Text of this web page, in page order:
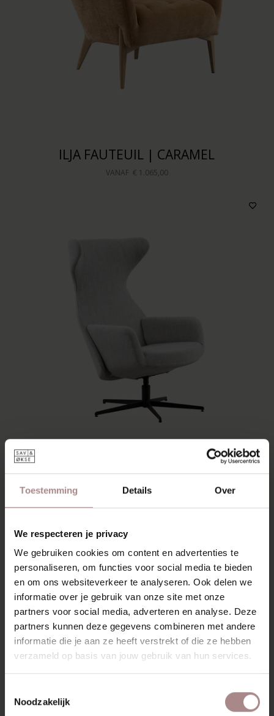
Toestemming Details Over
We respecteren je privacy
We gebruiken cookies om content en advertenties te
personaliseren, om functies voor social media te bieden
en om ons websiteverkeer te analyseren. Ook delen we
informatie over je gebruik van onze site met onze
partners voor social media, adverteren en analyse. Deze
partners kunnen deze gegevens combineren met andere
informatie die je aan ze heeft verstrekt of die ze hebben
verzameld op basis van jouw gebruik van hun services.
Noodzakelijk
ILJA FAUTEUIL | CARAMEL
VANAF € 1.065,00
AKSEL FAUTEUIL | SILVER
VANAF€ 1.865,00